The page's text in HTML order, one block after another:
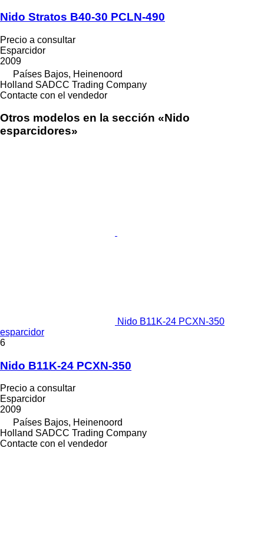
Nido Stratos B40-30 PCLN-490
Precio a consultar
Esparcidor
2009
Países Bajos, Heinenoord
Holland SADCC Trading Company
Contacte con el vendedor
Otros modelos en la sección «Nido
esparcidores»
Nido B11K-24 PCXN-350
esparcidor
6
Nido B11K-24 PCXN-350
Precio a consultar
Esparcidor
2009
Países Bajos, Heinenoord
Holland SADCC Trading Company
Contacte con el vendedor